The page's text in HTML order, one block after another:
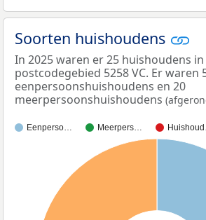
Soorten huishoudens
In 2025 waren er 25 huishoudens
postcodegebied 5258 VC. Er waren
eenpersoonshuishoudens en 20
meerpersoonshuishoudens
Eenperso… Meerpers…